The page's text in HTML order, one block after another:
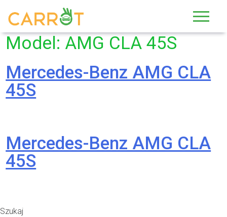
Model: AMG CLA 45S
Mercedes-Benz AMG CLA
45S
Mercedes-Benz AMG CLA
45S
Szukaj